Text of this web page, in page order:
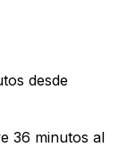
desde
36 minutos al